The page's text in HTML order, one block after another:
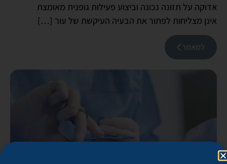
אדוקה על תזונה נכונה וביצוע פעילות גופנית מאומצת
אינן מצליחות לפתור את הבעיה העיקשת של עור […]
למאמר